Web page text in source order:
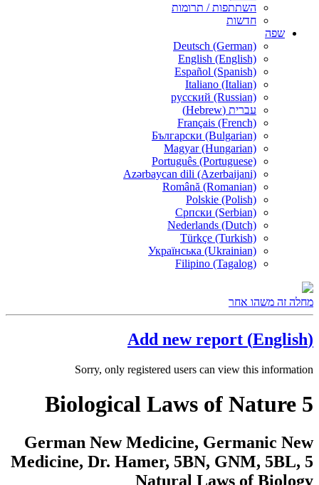
השתתפות / תרומות
חדשות
שפה
Deutsch (German)
English (English)
Español (Spanish)
Italiano (Italian)
русский (Russian)
עברית (Hebrew)
Français (French)
Български (Bulgarian)
Magyar (Hungarian)
Português (Portuguese)
Azərbaycan dili (Azerbaijani)
Română (Romanian)
Polskie (Polish)
Српски (Serbian)
Nederlands (Dutch)
Türkçe (Turkish)
Українська (Ukrainian)
Filipino (Tagalog)
מחלה זה משהו אחר
(English) Add new report
Sorry, only registered users can view this information
5 Biological Laws of Nature
German New Medicine, Germanic New
Medicine, Dr. Hamer, 5BN, GNM, 5BL, 5
Natural Laws of Biology